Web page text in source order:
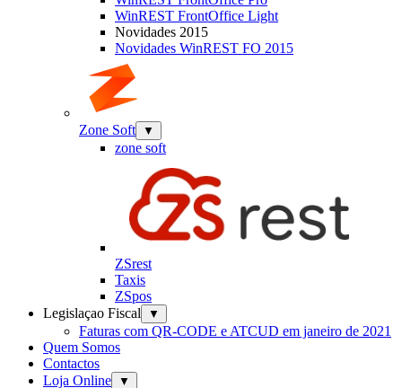
WinREST FrontOffice Light
Novidades 2015
Novidades WinREST FO 2015
Zone Soft ▼
zone soft
ZSrest
Taxis
ZSpos
Legislaçao Fiscal
▼
Faturas com QR-CODE e ATCUD em janeiro de 2021
Quem Somos
Contactos
Loja Online
▼